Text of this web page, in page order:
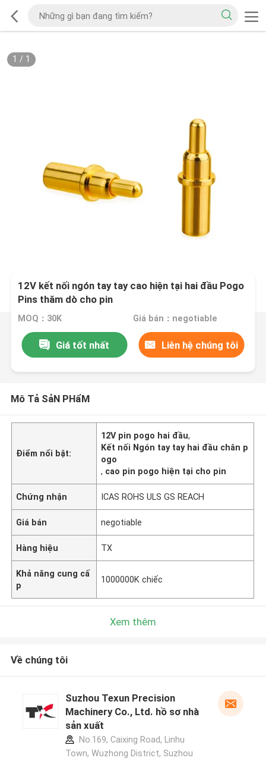
1 / 1
12V kết nối ngón tay tay cao hiện tại hai đầu Pogo
Pins thăm dò cho pin
MOQ：30K Giá bán：negotiable
Giá tốt nhất Liên hệ chúng tôi
Mô Tả SảN PHẩM
Điểm nổi bật:
12V pin pogo hai đầu,
Kết nối Ngón tay tay hai đầu chân p
ogo
, cao pin pogo hiện tại cho pin
Chứng nhận ICAS ROHS ULS GS REACH
Giá bán negotiable
Hàng hiệu TX
Khả năng cung cấ
p
1000000K chiếc
Xem thêm
Về chúng tôi
Suzhou Texun Precision
Machinery Co., Ltd. hồ sơ nhà
sản xuất
No.169, Caixing Road, Linhu
Town, Wuzhong District, Suzhou